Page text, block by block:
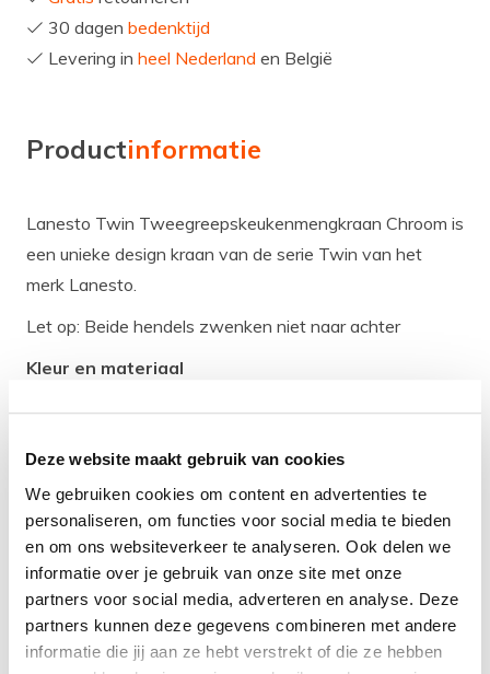
Deze website maakt gebruik van cookies
We gebruiken cookies om content en advertenties te
personaliseren, om functies voor social media te bieden
en om ons websiteverkeer te analyseren. Ook delen we
informatie over je gebruik van onze site met onze
partners voor social media, adverteren en analyse. Deze
partners kunnen deze gegevens combineren met andere
informatie die jij aan ze hebt verstrekt of die ze hebben
30 dagen bedenktijd
Levering in heel Nederland en België
Productinformatie
Lanesto Twin Tweegreepskeukenmengkraan Chroom is
een unieke design kraan van de serie Twin van het
merk Lanesto.
Let op: Beide hendels zwenken niet naar achter
Kleur en materiaal
Eigenschappen
Kleur: Chroom
Soort bediening: Met greep
Diameter uitsparingen: 35 mm
Type binnenwerk: Keramisch
Garantietermijn: 5 jaar
Je krijgt 5 jaar garantie op de onderdelen van de kraan